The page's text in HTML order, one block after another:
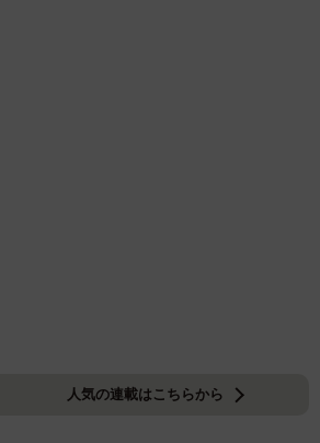
人気の連載はこちらから